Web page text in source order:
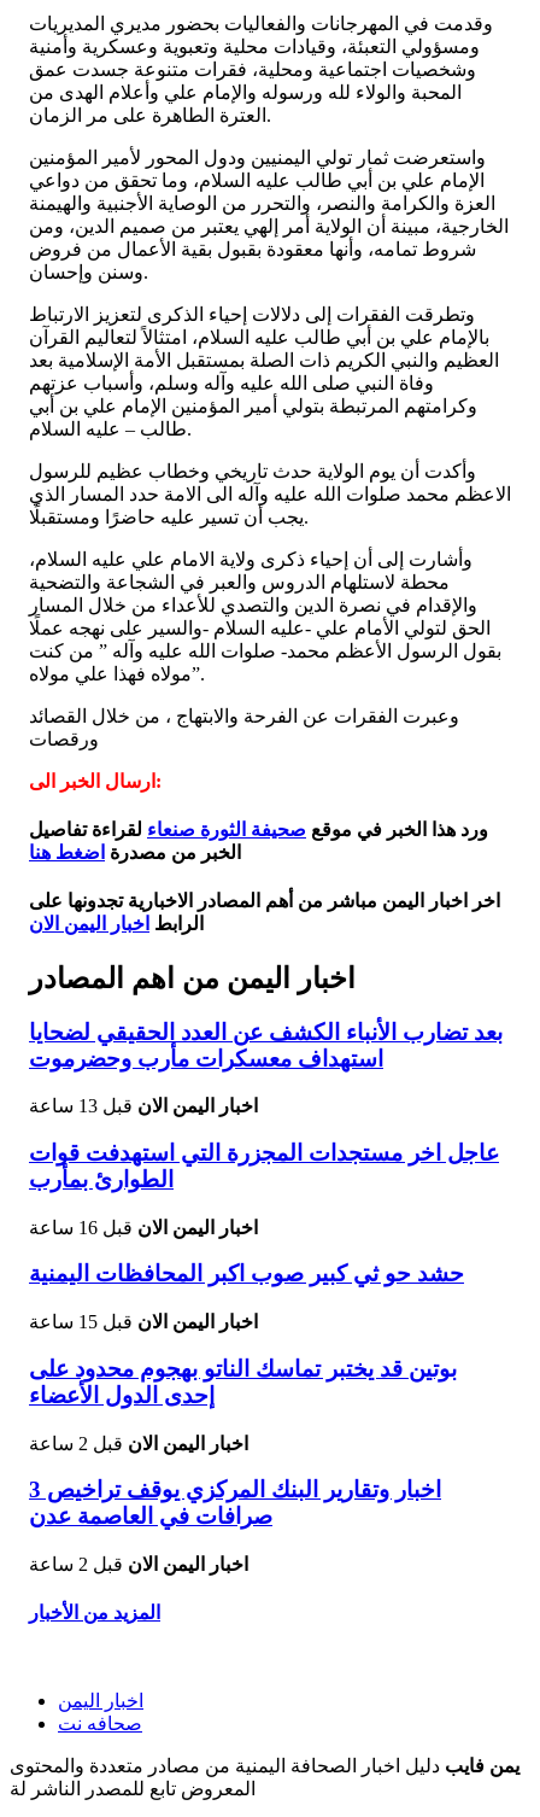
وقدمت في المهرجانات والفعاليات بحضور مديري المديريات
ومسؤولي التعبئة، وقيادات محلية وتعبوية وعسكرية وأمنية
وشخصيات اجتماعية ومحلية، فقرات متنوعة جسدت عمق
المحبة والولاء لله ورسوله والإمام علي وأعلام الهدى من
العترة الطاهرة على مر الزمان.
واستعرضت ثمار تولي اليمنيين ودول المحور لأمير المؤمنين
الإمام علي بن أبي طالب عليه السلام، وما تحقق من دواعي
العزة والكرامة والنصر، والتحرر من الوصاية الأجنبية والهيمنة
الخارجية، مبينة أن الولاية أمر إلهي يعتبر من صميم الدين، ومن
شروط تمامه، وأنها معقودة بقبول بقية الأعمال من فروض
وسنن وإحسان.
وتطرقت الفقرات إلى دلالات إحياء الذكرى لتعزيز الارتباط
بالإمام علي بن أبي طالب عليه السلام، امتثالاً لتعاليم القرآن
العظيم والنبي الكريم ذات الصلة بمستقبل الأمة الإسلامية بعد
وفاة النبي صلى الله عليه وآله وسلم، وأسباب عزتهم
وكرامتهم المرتبطة بتولي أمير المؤمنين الإمام علي بن أبي
طالب – عليه السلام.
وأكدت أن يوم الولاية حدث تاريخي وخطاب عظيم للرسول
الاعظم محمد صلوات الله عليه وآله الى الامة حدد المسار الذي
يجب أن تسير عليه حاضرًا ومستقبلًا.
وأشارت إلى أن إحياء ذكرى ولاية الامام علي عليه السلام،
محطة لاستلهام الدروس والعبر في الشجاعة والتضحية
والإقدام في نصرة الدين والتصدي للأعداء من خلال المسار
الحق لتولي الأمام علي -عليه السلام -والسير على نهجه عملًا
بقول الرسول الأعظم محمد- صلوات الله عليه وآله ” من كنت
مولاه فهذا علي مولاه”.
وعبرت الفقرات عن الفرحة والابتهاج ، من خلال القصائد
ورقصات
ارسال الخبر الى:
ورد هذا الخبر في موقع صحيفة الثورة صنعاء لقراءة تفاصيل
الخبر من مصدرة اضغط هنا
اخر اخبار اليمن مباشر من أهم المصادر الاخبارية تجدونها على
الرابط اخبار اليمن الان
اخبار اليمن من اهم المصادر
بعد تضارب الأنباء الكشف عن العدد الحقيقي لضحايا
استهداف معسكرات مأرب وحضرموت
اخبار اليمن الان قبل 13 ساعة
عاجل اخر مستجدات المجزرة التي استهدفت قوات
الطوارئ بمأرب
اخبار اليمن الان قبل 16 ساعة
حشد حو ثي كبير صوب اكبر المحافظات اليمنية
اخبار اليمن الان قبل 15 ساعة
بوتين قد يختبر تماسك الناتو بهجوم محدود على
إحدى الدول الأعضاء
اخبار اليمن الان قبل 2 ساعة
اخبار وتقارير البنك المركزي يوقف تراخيص 3
صرافات في العاصمة عدن
اخبار اليمن الان قبل 2 ساعة
المزيد من الأخبار
اخبار اليمن
صحافه نت
يمن فايب دليل اخبار الصحافة اليمنية من مصادر متعددة والمحتوى
المعروض تابع للمصدر الناشر لة